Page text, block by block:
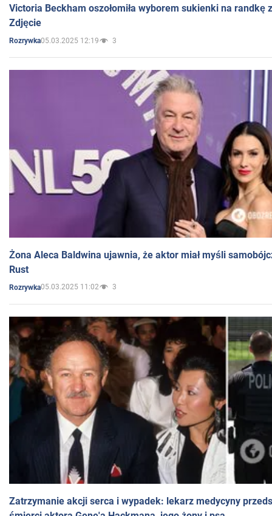
Victoria Beckham oszołomiła wyborem sukienki na randkę
Zdjęcie
Rozrywka05.03.2025 12:19 3
Żona Aleca Baldwina ujawnia, że aktor miał myśli
Rust
Rozrywka05.03.2025 11:02 3
Zatrzymanie akcji serca i wypadek: lekarz medycyny